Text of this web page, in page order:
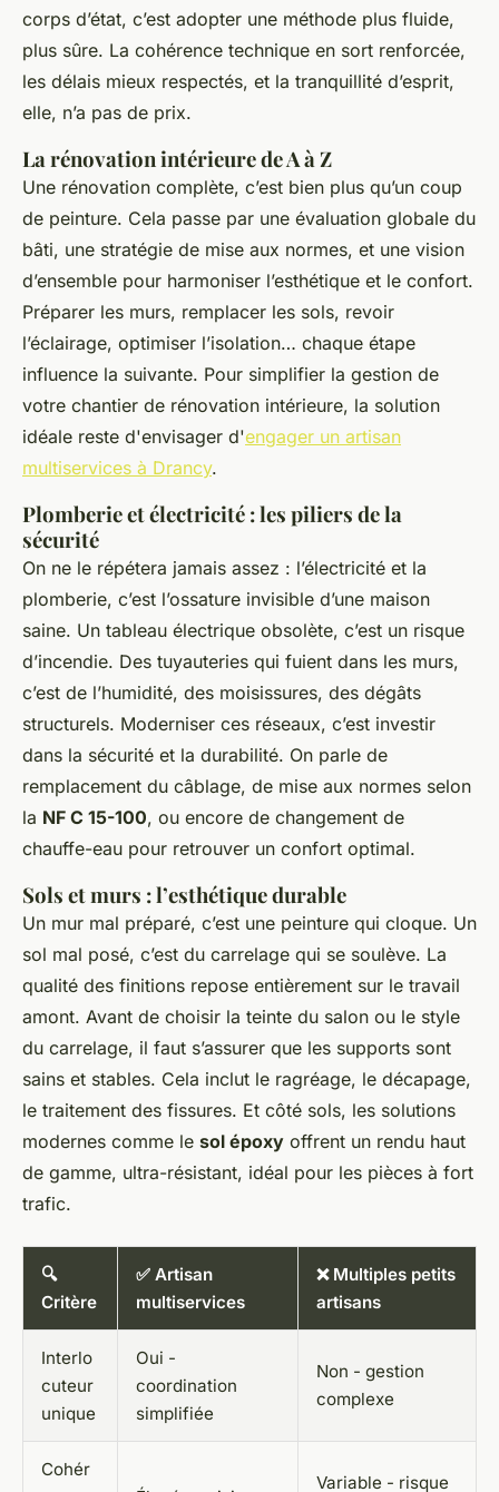
corps d’état, c’est adopter une méthode plus fluide,
plus sûre. La cohérence technique en sort renforcée,
les délais mieux respectés, et la tranquillité d’esprit,
elle, n’a pas de prix.
La rénovation intérieure de A à Z
Une rénovation complète, c’est bien plus qu’un coup
de peinture. Cela passe par une évaluation globale du
bâti, une stratégie de mise aux normes, et une vision
d’ensemble pour harmoniser l’esthétique et le confort.
Préparer les murs, remplacer les sols, revoir
l’éclairage, optimiser l’isolation… chaque étape
influence la suivante. Pour simplifier la gestion de
votre chantier de rénovation intérieure, la solution
idéale reste d'envisager d'engager un artisan
multiservices à Drancy.
Plomberie et électricité : les piliers de la
sécurité
On ne le répétera jamais assez : l’électricité et la
plomberie, c’est l’ossature invisible d’une maison
saine. Un tableau électrique obsolète, c’est un risque
d’incendie. Des tuyauteries qui fuient dans les murs,
c’est de l’humidité, des moisissures, des dégâts
structurels. Moderniser ces réseaux, c’est investir
dans la sécurité et la durabilité. On parle de
remplacement du câblage, de mise aux normes selon
la NF C 15-100, ou encore de changement de
chauffe-eau pour retrouver un confort optimal.
Sols et murs : l’esthétique durable
Un mur mal préparé, c’est une peinture qui cloque. Un
sol mal posé, c’est du carrelage qui se soulève. La
qualité des finitions repose entièrement sur le travail
amont. Avant de choisir la teinte du salon ou le style
du carrelage, il faut s’assurer que les supports sont
sains et stables. Cela inclut le ragréage, le décapage,
le traitement des fissures. Et côté sols, les solutions
modernes comme le sol époxy offrent un rendu haut
de gamme, ultra-résistant, idéal pour les pièces à fort
trafic.
🔍
Critère
✅ Artisan
multiservices
❌ Multiples petits
artisans
Interlo
cuteur
unique
Oui -
coordination
simplifiée
Non - gestion
complexe
Cohér
Variable - risque